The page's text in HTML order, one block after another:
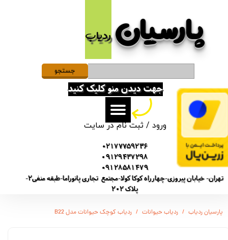
پارسیان​​​​​​​ردیاب
ورود /ثبت نام در سایت
حساب کاربری من
تغییر گذر واژه
سفارشات
خروج از حساب کاربری
02177759236
09129437298
09128581479
تهران- خیابان پیروزی-چهارراه کوکا کولا-مجتمع تجاری پانوراما-طبقه منفی2-
پلاک 202
جهت دیدن منو کلیک کنید
جستجو
پارسیان ردیاب ردیاب حیوانات ردیاب کوچک حیوانات مدل B22